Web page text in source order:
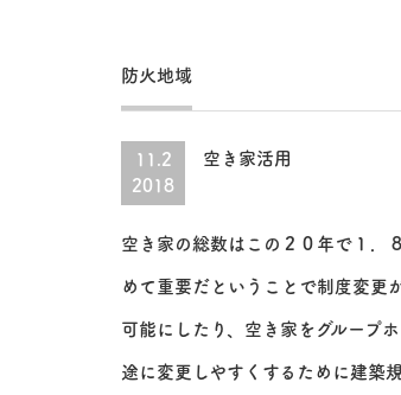
防火地域
11.2
2018
空き家活用
空き家の総数はこの２０年で１．
めて重要だということで制度変更
可能にしたり、空き家をグループ
途に変更しやすくするために建築